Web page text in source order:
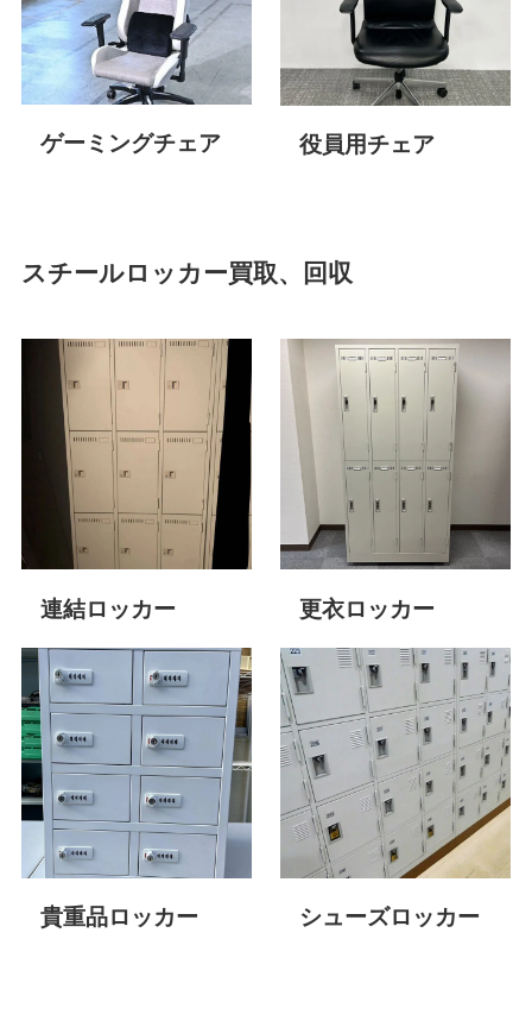
ゲーミングチェア 役員用チェア
スチールロッカー買取、回収
連結ロッカー 更衣ロッカー
貴重品ロッカー シューズロッカー